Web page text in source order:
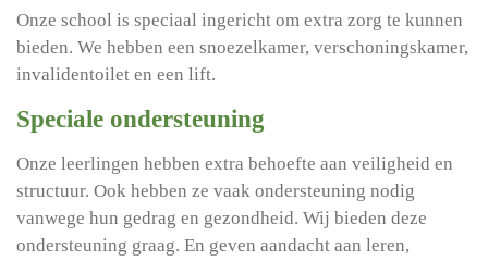
Onze school is speciaal ingericht om extra zorg te kunnen
bieden. We hebben een snoezelkamer, verschoningskamer,
invalidentoilet en een lift.
Speciale ondersteuning
Onze leerlingen hebben extra behoefte aan veiligheid en
structuur. Ook hebben ze vaak ondersteuning nodig
vanwege hun gedrag en gezondheid. Wij bieden deze
ondersteuning graag. En geven aandacht aan leren,